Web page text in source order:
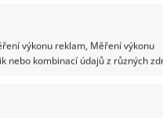
výkonu reklam, Měření výkonu
nebo kombinací údajů z různých